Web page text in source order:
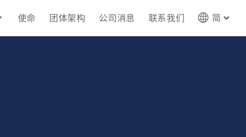
使命 团体架构 公司消息 联系我们 简